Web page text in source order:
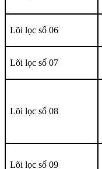
Lõi lọc số 06
Lõi lọc số 07
Lõi lọc số 08
Lõi lọc số 09